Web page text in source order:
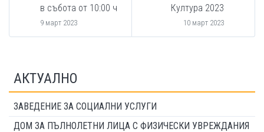
в събота от 10:00 ч
9 март 2023
Култура 2023
10 март 2023
АКТУАЛНО
ЗАВЕДЕНИЕ ЗА СОЦИАЛНИ УСЛУГИ
ДОМ ЗА ПЪЛНОЛЕТНИ ЛИЦА С ФИЗИЧЕСКИ УВРЕЖДАНИЯ